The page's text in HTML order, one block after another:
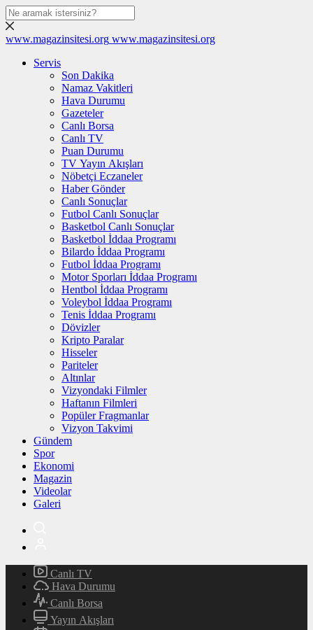
www.magazinsitesi.org www.magazinsitesi.org
Servis
Son Dakika
Namaz Vakitleri
Hava Durumu
Gazeteler
Canlı Borsa
Canlı TV
Puan Durumu
TV Yayın Akışları
Nöbetçi Eczaneler
Haber Gönder
Canlı Sonuçlar
Futbol Canlı Sonuçlar
Basketbol Canlı Sonuçlar
Basketbol İddaa Programı
Bilardo İddaa Programı
Futbol İddaa Programı
Motor Sporları İddaa Programı
Hentbol İddaa Programı
Voleybol İddaa Programı
Tenis İddaa Programı
Dövizler
Kripto Paralar
Hisseler
Pariteler
Altınlar
Vizyondaki Filmler
Haftanın Filmleri
Popüler Fragmanlar
Vizyon Takvimi
Gündem
Spor
Ekonomi
Magazin
Videolar
Galeri
Canlı TV
Hava Durumu
Canlı Borsa
Yayın Akışları